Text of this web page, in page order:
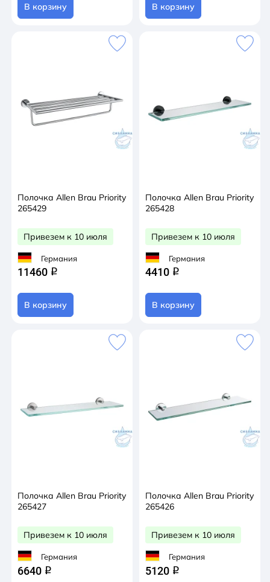
В корзину В корзину
Полочка Allen Brau Priority
265429
Привезем к 10 июля
Германия
11460 q
В корзину
Полочка Allen Brau Priority
265428
Привезем к 10 июля
Германия
4410 q
В корзину
Полочка Allen Brau Priority
265427
Привезем к 10 июля
Германия
6640 q
Полочка Allen Brau Priority
265426
Привезем к 10 июля
Германия
5120 q